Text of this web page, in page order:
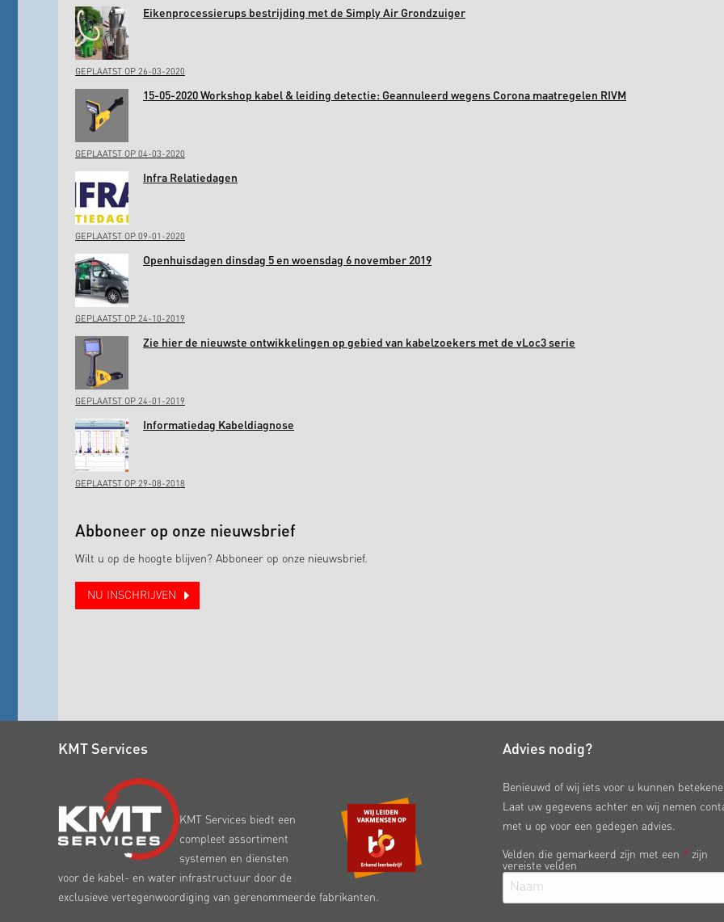
Eikenprocessierups bestrijding met de Simply Air Grondzuiger
GEPLAATST OP 26-03-2020
15-05-2020 Workshop kabel & leiding detectie: Geannuleerd wegens Corona maatregelen RIVM
GEPLAATST OP 04-03-2020
Infra Relatiedagen
GEPLAATST OP 09-01-2020
Openhuisdagen dinsdag 5 en woensdag 6 november 2019
GEPLAATST OP 24-10-2019
Zie hier de nieuwste ontwikkelingen op gebied van kabelzoekers met de vLoc3 serie
GEPLAATST OP 24-01-2019
Informatiedag Kabeldiagnose
GEPLAATST OP 29-08-2018
Abboneer op onze nieuwsbrief
Wilt u op de hoogte blijven? Abboneer op onze nieuwsbrief.
NU INSCHRIJVEN
KMT Services
KMT Services biedt een
compleet assortiment
systemen en diensten
voor de kabel- en water infrastructuur door de
exclusieve vertegenwoordiging van gerenommeerde fabrikanten.
Advies nodig?
Benieuwd of wij iets voor u kunnen
Laat uw gegevens achter en wij nemen
met u op voor een gedegen advies.
Velden die gemarkeerd zijn met een * zijn
vereiste velden